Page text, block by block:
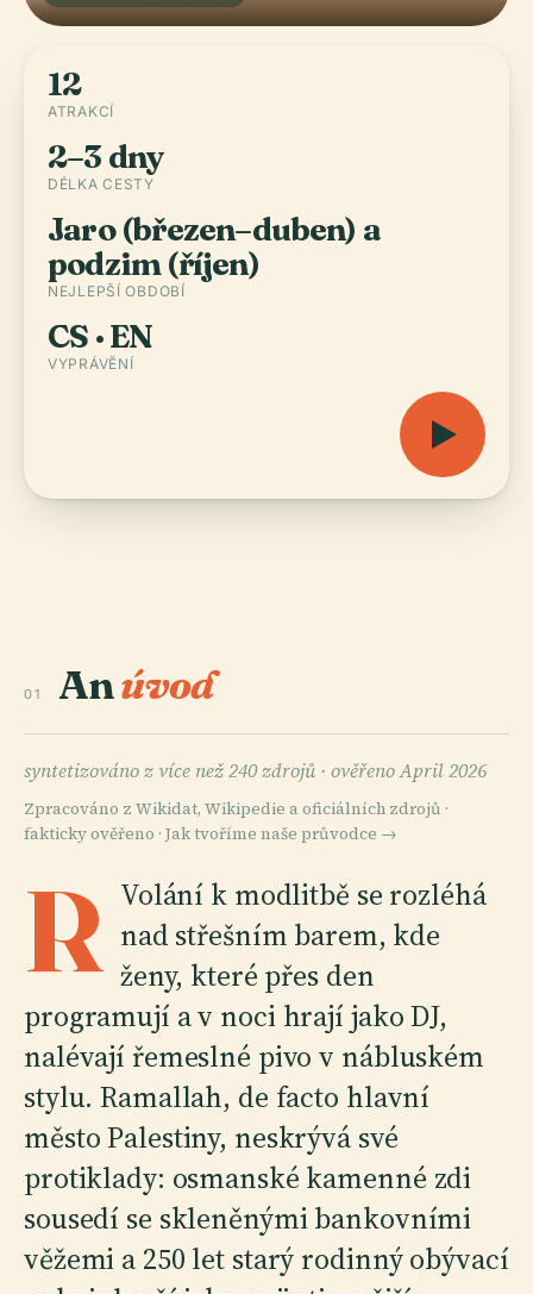
12
ATRAKCÍ
2–3 dny
DÉLKA CESTY
Jaro (březen–duben) a
podzim (říjen)
NEJLEPŠÍ OBDOBÍ
CS · EN
VYPRÁVĚNÍ
01 Anúvod
syntetizováno z více než 240 zdrojů · ověřeno April 2026
Zpracováno z Wikidat, Wikipedie a oficiálních zdrojů ·
fakticky ověřeno · Jak tvoříme naše průvodce →
R Volání k modlitbě se rozléhá
nad střešním barem, kde
ženy, které přes den
programují a v noci hrají jako DJ,
nalévají řemeslné pivo v nábluském
stylu. Ramallah, de facto hlavní
město Palestiny, neskrývá své
protiklady: osmanské kamenné zdi
sousedí se skleněnými bankovními
věžemi a 250 let starý rodinný obývací